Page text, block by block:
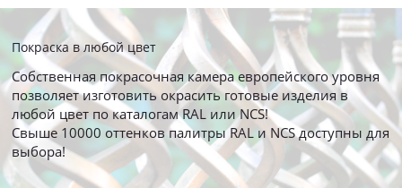
Покраска в любой цвет
Собственная покрасочная камера европейского уровня
позволяет изготовить окрасить готовые изделия в
любой цвет по каталогам RAL или NCS!
Свыше 10000 оттенков палитры RAL и NCS доступны для
выбора!